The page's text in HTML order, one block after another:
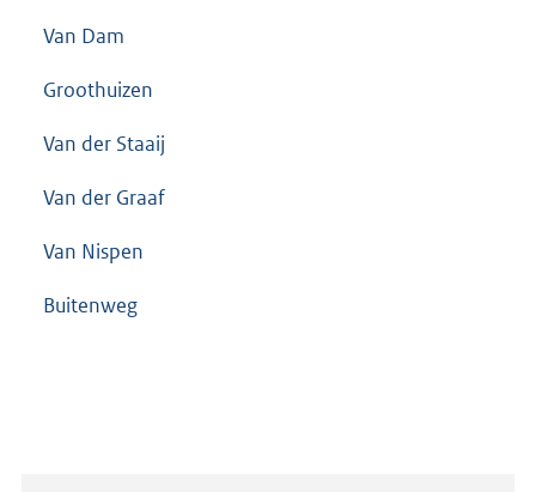
Van Dam
Groothuizen
Van der Staaij
Van der Graaf
Van Nispen
Buitenweg